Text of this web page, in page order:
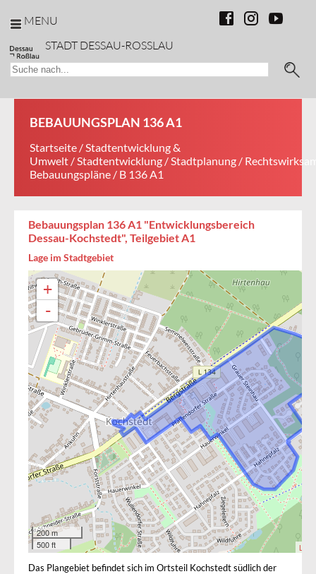
MENU
STADT DESSAU-ROSSLAU
BEBAUUNGSPLAN 136 A1
Startseite /Stadtentwicklung &
Umwelt /Stadtentwicklung /Stadtplanung /
Bebauungspläne / B 136 A1
Bebauungsplan 136 A1 "Entwicklungsbereich
Dessau-Kochstedt", Teilgebiet A1
Lage im Stadtgebiet
+
-
200 m
500 ft
Das Plangebiet befindet sich im Ortsteil Kochstedt südlich der